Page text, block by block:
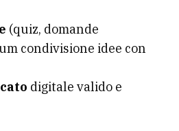
(quiz, domande
condivisione idee con
digitale valido e